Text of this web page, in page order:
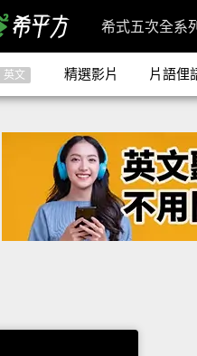
希式五次全系列
英文 精選影片 片語俚